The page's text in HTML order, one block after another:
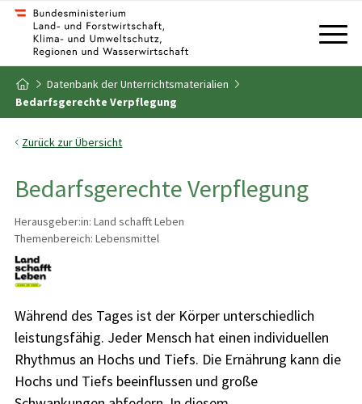
Zum Inhalt
Zum Inhaltsverzeichnis
Zur Startseite
Datenbank der Unterrichtsmaterialien
Bedarfsgerechte Verpflegung
Zurück zur Übersicht
Bedarfsgerechte Verpflegung
Herausgeber:in: Land schafft Leben
Themenbereich: Lebensmittel
Während des Tages ist der Körper unterschiedlich
leistungsfähig. Jeder Mensch hat einen individuellen
Rhythmus an Hochs und Tiefs. Die Ernährung kann die
Hochs und Tiefs beeinflussen und große